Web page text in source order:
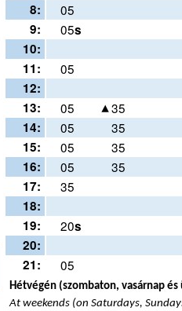
8:
05
9:
05s
10:
11:
05
12:
13:
05
35
14:
05
35
15:
05
35
16:
05
35
17:
35
18:
19:
20s
20:
21:
05
Hétvégén (szombaton, vasárnap és
At weekends (on Saturdays,